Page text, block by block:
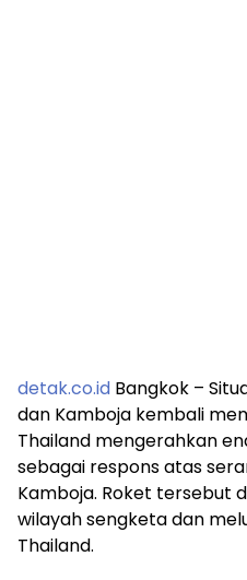
detak.co.id Bangkok –
dan Kamboja kembali
Thailand mengerahkan
sebagai respons atas
Kamboja. Roket tersebut
wilayah sengketa dan
Thailand.